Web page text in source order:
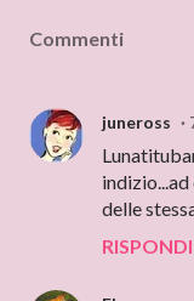
Commenti
juneross
delle
RISPONDI